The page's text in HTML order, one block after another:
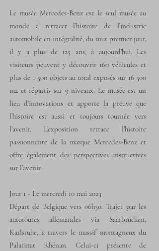
Le musée Mercedes-Benz est le seul musée au
monde à retracer l’histoire de l’industrie
automobile en intégralité, du tout premier jour,
il y a plus de 125 ans, à aujourd’hui. Les
visiteurs peuvent y découvrir 160 véhicules et
plus de 1 500 objets au total exposés sur 16 500
m2 et répartis sur 9 niveaux. Le musée est un
lieu d’innovations et apporte la preuve que
l’histoire est aussi et toujours tournée vers
l’avenir. L’exposition retrace l’histoire
passionnante de la marque Mercedes-Benz et
offre également des perspectives instructives
sur l’avenir.
Jour 1 - Le mercredi 10 mai 2023
Départ de Belgique vers 06h30. Trajet par les
autoroutes allemandes via Saarbrucken,
Karlsruhe, à travers le massif montagneux du
Palatinat Rhénan. Celui-ci présente de